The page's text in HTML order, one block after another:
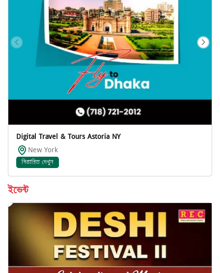
Digital Travel & Tours Astoria NY
New York
বিস্তারিত দেখুন
ইভেন্ট